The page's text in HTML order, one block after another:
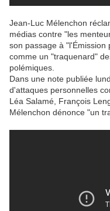
Jean-Luc Mélenchon
médias contre "les
son passage à
comme un "traquenard"
polémiques.
Dans une note publiée
d'attaques personnelles
Léa Salamé, François
Mélenchon dénonce "un